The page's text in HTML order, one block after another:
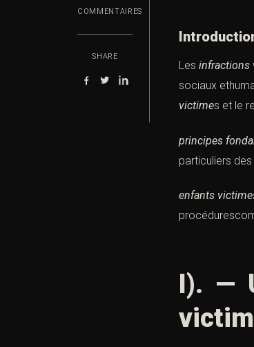
COMMENTAIRES
SHARE
Les infractions
sociaux
victimes et le
principes
particuliers des
enfants
I). —